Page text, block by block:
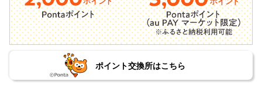
ポイント交換所はこちら